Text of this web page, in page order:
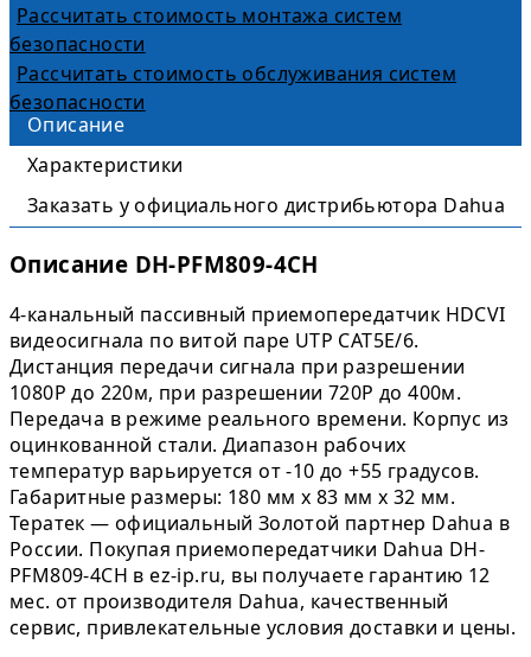
Рассчитать стоимость монтажа систем
безопасности
Рассчитать стоимость обслуживания систем
безопасности
Описание
Характеристики
Заказать у официального дистрибьютора Dahua
Описание DH-PFM809-4CH
4-канальный пассивный приемопередатчик HDCVI
видеосигнала по витой паре UTP CAT5E/6.
Дистанция передачи сигнала при разрешении
1080P до 220м, при разрешении 720P до 400м.
Передача в режиме реального времени. Корпус из
оцинкованной стали. Диапазон рабочих
температур варьируется от -10 до +55 градусов.
Габаритные размеры: 180 мм x 83 мм x 32 мм.
Тератек — официальный Золотой партнер Dahua в
России. Покупая приемопередатчики Dahua DH-
PFM809-4CH в ez-ip.ru, вы получаете гарантию 12
мес. от производителя Dahua, качественный
сервис, привлекательные условия доставки и цены.